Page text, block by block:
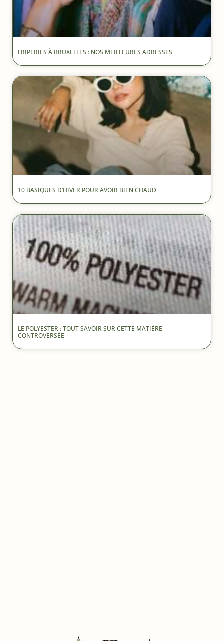
FRIPERIES À BRUXELLES : NOS MEILLEURES ADRESSES
10 BASIQUES D’HIVER POUR AVOIR BIEN CHAUD
LE POLYESTER : TOUT SAVOIR SUR CETTE MATIÈRE
CONTROVERSÉE